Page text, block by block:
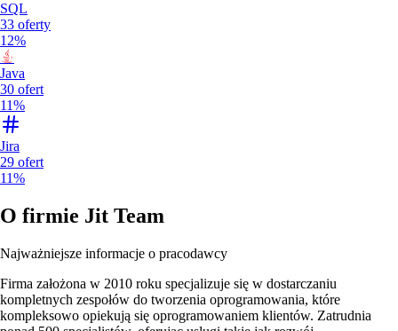
SQL
33 oferty
12%
Java
30 ofert
11%
Jira
29 ofert
11%
O firmie Jit Team
Najważniejsze informacje o pracodawcy
Firma założona w 2010 roku specjalizuje się w dostarczaniu
kompletnych zespołów do tworzenia oprogramowania, które
kompleksowo opiekują się oprogramowaniem klientów. Zatrudnia